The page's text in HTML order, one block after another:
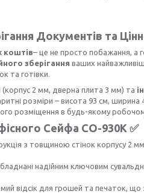
Документів та
коштів– це не просто побажання, а
зберігання ваших
та готівки.
(корпус 2 мм, дверна плита 3 мм) та
розміри – висота 93 см,
розміщення в будь-якому
Сейфа СО-930К ✅
з товщиною стінок корпусу 2
надійним ключовим
відсік для грошей та печаток, що